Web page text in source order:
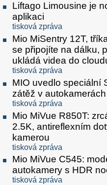
Liftago Limousine je
aplikaci
tisková zpráva
Mio MiSentry 12T,
se připojíte na dálku,
ukládá videa do
tisková zpráva
MIO uvedlo speciální
zátěž v autokamerách
tisková zpráva
Mio MiVue R850T:
2.5K, antireflexním
kamerou
tisková zpráva
Mio MiVue C545:
autokamery s HDR
tisková zpráva